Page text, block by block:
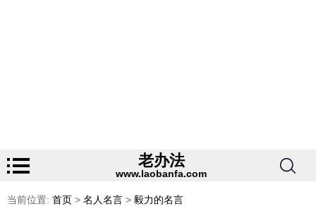
老办法
www.laobanfa.com
当前位置: 首页 > 名人名言 > 毅力的名言